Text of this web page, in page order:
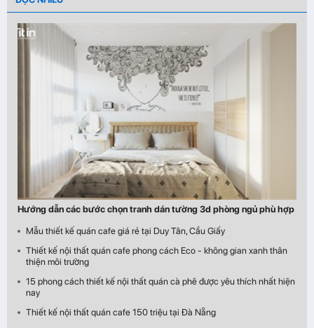
Hướng dẫn các bước chọn tranh dán tường 3d phòng ngủ phù hợp
Mẫu thiết kế quán cafe giá rẻ tại Duy Tân, Cầu Giấy
Thiết kế nội thất quán cafe phong cách Eco - không gian xanh thân
thiện môi trường
15 phong cách thiết kế nội thất quán cà phê được yêu thích nhất hiện
nay
Thiết kế nội thất quán cafe 150 triệu tại Đà Nẵng